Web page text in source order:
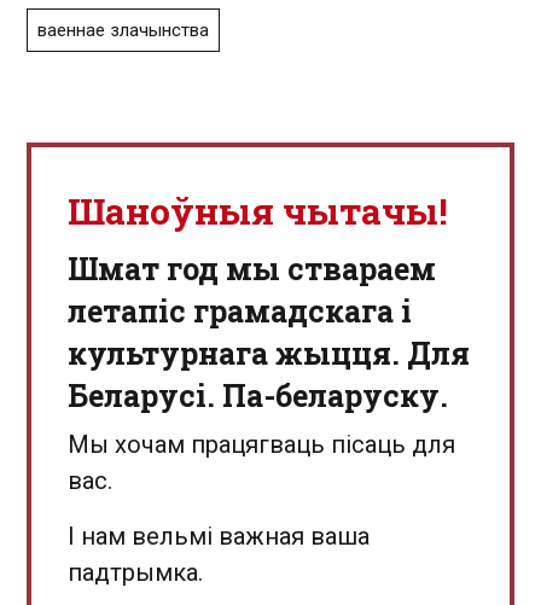
ваеннае злачынства
Шаноўныя чытачы!
Шмат год мы ствараем
летапіс грамадскага і
культурнага жыцця. Для
Беларусі. Па-беларуску.
Мы хочам працягваць пісаць для
вас.
І нам вельмі важная ваша
падтрымка.